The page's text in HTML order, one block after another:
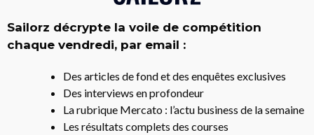
Sailorz décrypte la voile de compétition
chaque vendredi, par email :
Des articles de fond et des enquêtes exclusives
Des interviews en profondeur
La rubrique Mercato : l’actu business de la semaine
Les résultats complets des courses